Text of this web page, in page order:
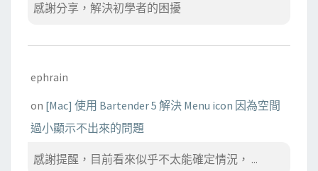
感謝分享，解決初學者的困擾
ephrain
on [Mac] 使用 Bartender 5 解決 Menu icon 因為空間
過小顯示不出來的問題
感謝提醒，目前看來似乎不太能確定情況， ...